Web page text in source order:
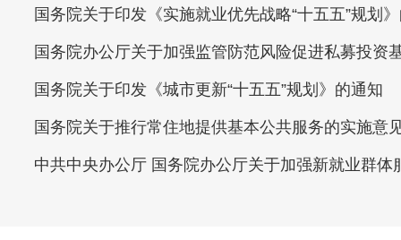
国务院关于印发《实施就业优先战略“十五五”规划
通知
国务院办公厅关于加强监管防范风险促进私募投资
高质量发展的指导意见
国务院关于印发《城市更新“十五五”规划》的通知
国务院关于推行常住地提供基本公共服务的实施意
中共中央办公厅 国务院办公厅关于加强新就业群体